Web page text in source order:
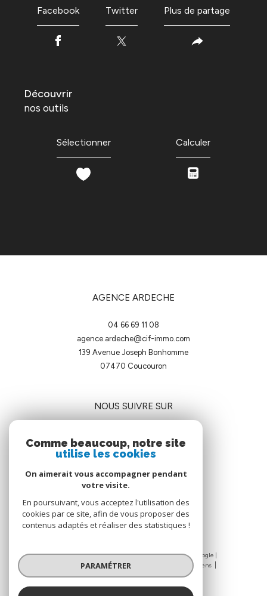
Facebook Twitter Plus de partage
découvrir
nos outils
Sélectionner Calculer
AGENCE ARDECHE
04 66 69 11 08
agence.ardeche@cif-immo.com
139 Avenue Joseph Bonhomme
07470
coucouron
NOUS SUIVRE SUR
© 2026 | Tous droits réservés | Traduction powered by Google |
Nos honoraires
Mentions légales
Nos liens
Politique RGPD
Cookies
Comme beaucoup, notre site
utilise les cookies
On aimerait vous accompagner pendant
votre visite.
En poursuivant, vous acceptez l'utilisation des
cookies par ce site, afin de vous proposer des
contenus adaptés et réaliser des statistiques !
PARAMÉTRER